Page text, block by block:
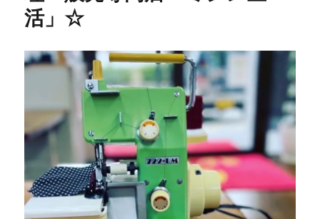
の
昭
和
レ
ロ
ミ
シ
ン
を
活」☆